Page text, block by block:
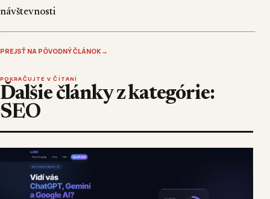
návštevnosti
PREJSŤ NA PÔVODNÝ ČLÁNOK →
POKRAČUJTE V ČÍTANÍ
Ďalšie články z kategórie:
SEO